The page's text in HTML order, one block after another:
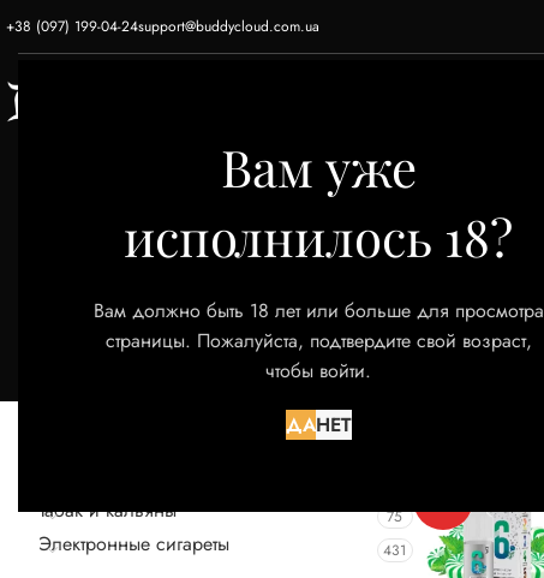
Вам уже
исполнилось 18?
Вам должно быть 18 лет или больше для просмотра
страницы. Пожалуйста, подтвердите свой возраст,
чтобы войти.
ДАНЕТ
+38 (097) 199-04-24support@buddycloud.com.ua
Табак и кальяны 75
Электронные сигареты 431